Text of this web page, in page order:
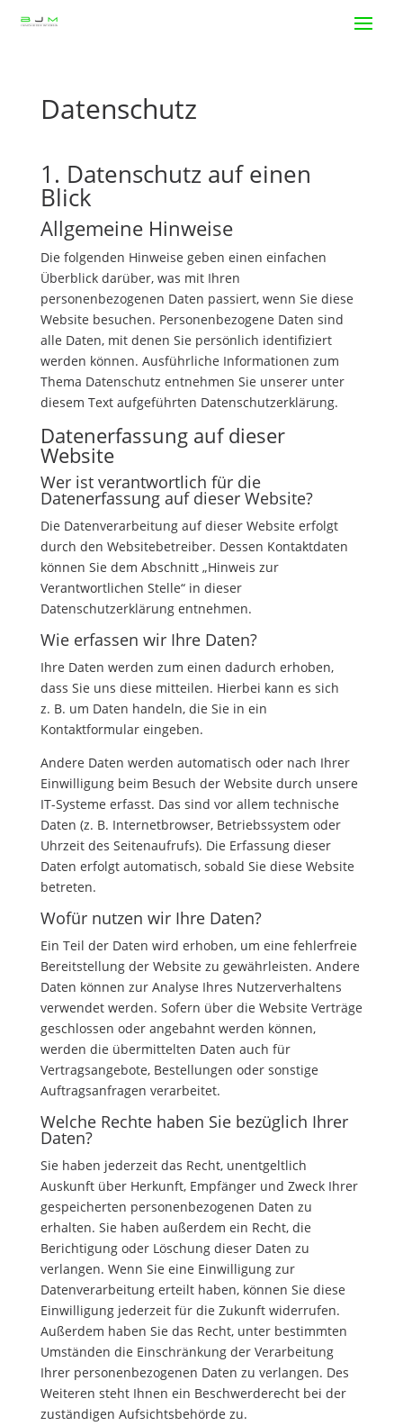
Datenschutz
1. Datenschutz auf einen
Blick
Allgemeine Hinweise
Die folgenden Hinweise geben einen einfachen
Überblick darüber, was mit Ihren
personenbezogenen Daten passiert, wenn Sie diese
Website besuchen. Personenbezogene Daten sind
alle Daten, mit denen Sie persönlich identifiziert
werden können. Ausführliche Informationen zum
Thema Datenschutz entnehmen Sie unserer unter
diesem Text aufgeführten Datenschutzerklärung.
Datenerfassung auf dieser
Website
Wer ist verantwortlich für die
Datenerfassung auf dieser Website?
Die Datenverarbeitung auf dieser Website erfolgt
durch den Websitebetreiber. Dessen Kontaktdaten
können Sie dem Abschnitt „Hinweis zur
Verantwortlichen Stelle“ in dieser
Datenschutzerklärung entnehmen.
Wie erfassen wir Ihre Daten?
Ihre Daten werden zum einen dadurch erhoben,
dass Sie uns diese mitteilen. Hierbei kann es sich
z. B. um Daten handeln, die Sie in ein
Kontaktformular eingeben.
Andere Daten werden automatisch oder nach Ihrer
Einwilligung beim Besuch der Website durch unsere
IT-Systeme erfasst. Das sind vor allem technische
Daten (z. B. Internetbrowser, Betriebssystem oder
Uhrzeit des Seitenaufrufs). Die Erfassung dieser
Daten erfolgt automatisch, sobald Sie diese Website
betreten.
Wofür nutzen wir Ihre Daten?
Ein Teil der Daten wird erhoben, um eine fehlerfreie
Bereitstellung der Website zu gewährleisten. Andere
Daten können zur Analyse Ihres Nutzerverhaltens
verwendet werden. Sofern über die Website Verträge
geschlossen oder angebahnt werden können,
werden die übermittelten Daten auch für
Vertragsangebote, Bestellungen oder sonstige
Auftragsanfragen verarbeitet.
Welche Rechte haben Sie bezüglich Ihrer
Daten?
Sie haben jederzeit das Recht, unentgeltlich
Auskunft über Herkunft, Empfänger und Zweck Ihrer
gespeicherten personenbezogenen Daten zu
erhalten. Sie haben außerdem ein Recht, die
Berichtigung oder Löschung dieser Daten zu
verlangen. Wenn Sie eine Einwilligung zur
Datenverarbeitung erteilt haben, können Sie diese
Einwilligung jederzeit für die Zukunft widerrufen.
Außerdem haben Sie das Recht, unter bestimmten
Umständen die Einschränkung der Verarbeitung
Ihrer personenbezogenen Daten zu verlangen. Des
Weiteren steht Ihnen ein Beschwerderecht bei der
zuständigen Aufsichtsbehörde zu.